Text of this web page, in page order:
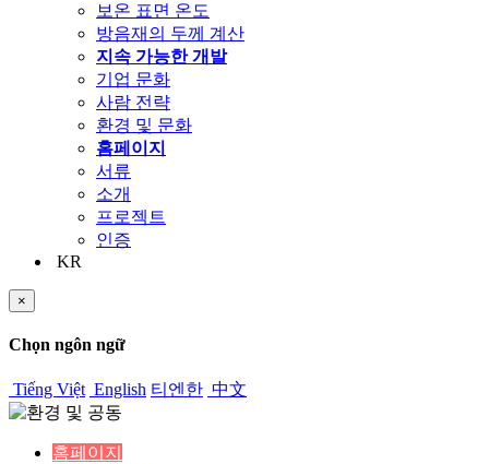
보온 표면 온도
방음재의 두께 계산
지속 가능한 개발
기업 문화
사람 전략
환경 및 문화
홈페이지
서류
소개
프로젝트
인증
KR
×
Chọn ngôn ngữ
Tiếng Việt English 티엔한 中文
홈페이지